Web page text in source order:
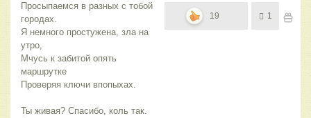
Просыпаемся в разных с тобой
городах.
Я немного простужена, зла на
утро,
Мчусь к забитой опять
маршрутке
Проверяя ключи впопыхах.
Ты живая? Спасибо, коль так.
19 1